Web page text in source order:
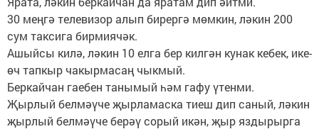
30 меңгә телевизор алып бирергә мөмкин, ләкин 200
сум таксига бирмиячәк.
Ашыйсы килә, ләкин 10 елга бер килгән кунак кебек, ике-
өч тапкыр чакырмасаң чыкмый.
Беркайчан гаебен танымый һәм гафу үтенми.
Җырлый белмәүче җырламаска тиеш дип саный, ләкин
җырлый белмәүче берәү сорый икән, җыр яздырырга